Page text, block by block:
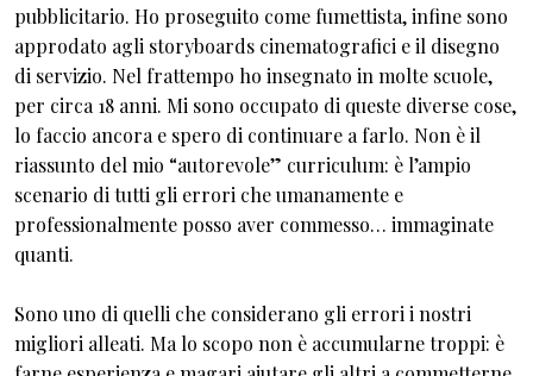
pubblicitario. Ho proseguito come fumettista, infine sono
approdato agli storyboards cinematografici e il disegno
di servizio. Nel frattempo ho insegnato in molte scuole,
per circa 18 anni. Mi sono occupato di queste diverse cose,
lo faccio ancora e spero di continuare a farlo. Non è il
riassunto del mio “autorevole” curriculum: è l’ampio
scenario di tutti gli errori che umanamente e
professionalmente posso aver commesso… immaginate
quanti.
Sono uno di quelli che considerano gli errori i nostri
migliori alleati. Ma lo scopo non è accumularne troppi: è